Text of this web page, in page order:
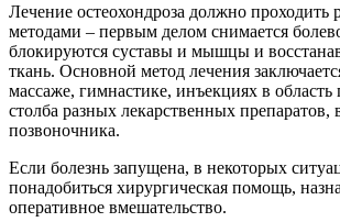
Лечение остеохондроза должно проходить
методами – первым делом снимается
блокируются суставы и мышцы и
ткань. Основной метод лечения
массаже, гимнастике, инъекциях в область
столба разных лекарственных препаратов,
позвоночника.
Если болезнь запущена, в некоторых
понадобиться хирургическая помощь,
оперативное вмешательство.